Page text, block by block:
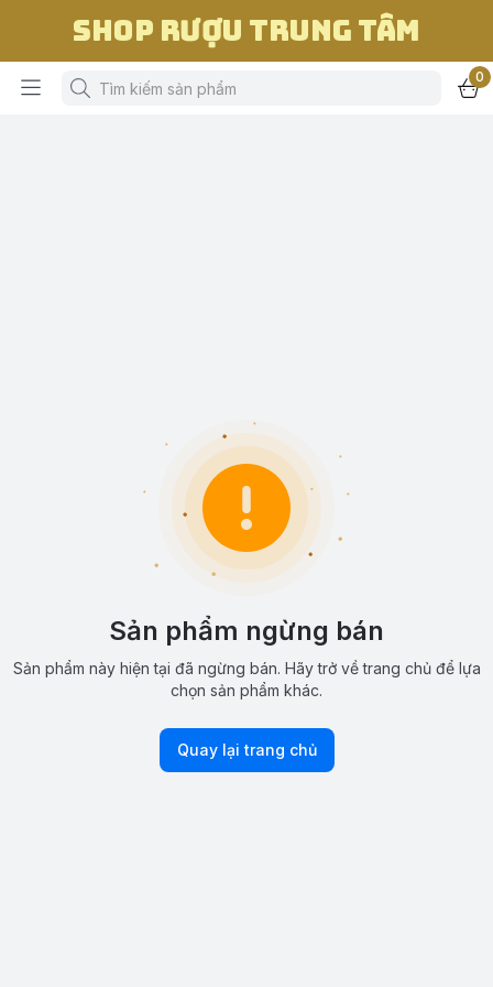
Shop Rượu Trung Tâm
0
Sản phẩm ngừng bán
Sản phẩm này hiện tại đã ngừng bán. Hãy trở về trang chủ để lựa
chọn sản phẩm khác.
Quay lại trang chủ